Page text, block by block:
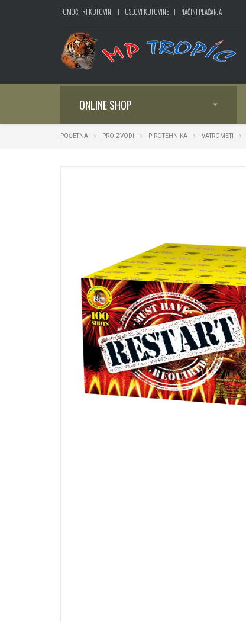
POMOĆ PRI KUPOVINI USLOVI KUPOVINE NAČINI PLAĆANJA
ONLINE SHOP
POČETNA PROIZVODI PIROTEHNIKA VATROMETI